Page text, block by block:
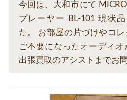
今回は、大和市にて
プレーヤー BL-101 現状
た。 お部屋の片づけやコ
ご不要になったオーディオ
出張買取のアシストまでお